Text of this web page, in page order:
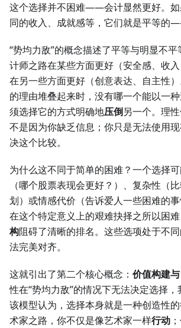
这个选择并不困难——会计显然更好。如
同的收入、成就感等，它们就是平等的
“势均力敌”的概念描述了平等与明显不平
计师之路在某些方面更好（安全感、收
在另一些方面更好（创意表达、自主性
的理由堆叠起来时，没有哪一个能以一
须选择它的方式明确地压倒另一个。理
不是因为你缺乏信息；你只是无法使用
决这个比较。
为什么这不同于简单的困难？一个选择
（哪个股票表现会更好？）、复杂性（
划）或情感代价（告诉爱人一些困难的事
在这个特定意义上的艰难抉择之所以困
构阻碍了清晰的排名。这些选项处于不
法完美对齐。
这就引出了第二个核心概念： 价值构建
性在“势均力敌”的情况下无法决定选择，
该模型认为，选择本身就是一种创造性
术家之路，你不仅是像艺术家一样行动